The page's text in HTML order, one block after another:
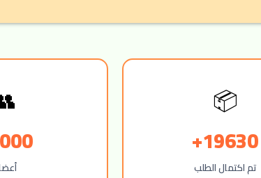
📦
19630+
تم اكتمال الطلب